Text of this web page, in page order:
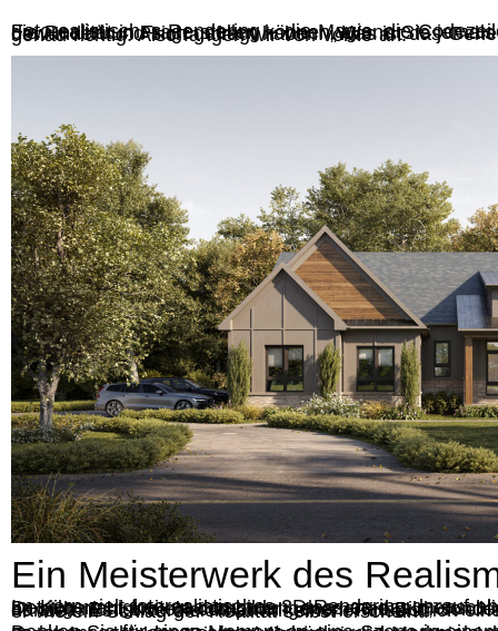
Fotorealistisches Rendering – die Magie, die Codezeilen und Polygone in Bilder verwandelt, die die Realität in Frage stellen können. Wenn Sie jemals ein atemberaubend realistisches 3D-Bild bewundert und sich gefragt haben: „Was ist das Geheimnis dahinter?“ – dann sind Sie hier genau richtig. Also fangen wir von vorne an.
Ein Meisterwerk des
Im Kern zielt fotorealistisches 3D-Rendering darauf ab, die Realität mit solcher Präzision und Detailgenauigkeit nachzubilden, dass es das menschliche Auge täuscht und glauben lässt, dass es sich nicht um ein computer-generiertes Bild, sondern um eine Fotografie der realen Welt handelt. Es ist vergleichbar mit einem Pinselstrich eines Künstlers, der so lebensecht ist, dass er wie ein Schlag der Realität selbst erscheint.